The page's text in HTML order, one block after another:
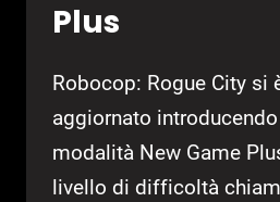
Plus
Robocop: Rogue City si
aggiornato
modalità New Game
livello di difficoltà